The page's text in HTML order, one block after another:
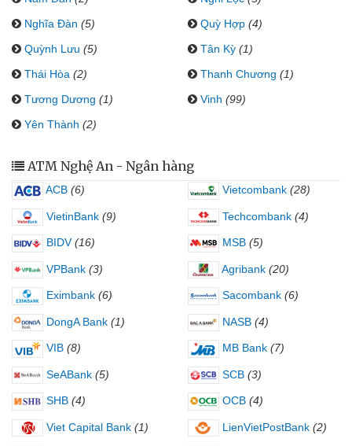
Nghĩa Đàn (5) Quỳ Hợp (4)
Quỳnh Lưu (5) Tân Kỳ (1)
Thái Hòa (2) Thanh Chương (1)
Tương Dương (1) Vinh (99)
Yên Thành (2)
ATM Nghệ An - Ngân hàng
ACB (6) Vietcombank (28)
VietinBank (9) Techcombank (4)
BIDV (16) MSB (5)
VPBank (3) Agribank (20)
Eximbank (6) Sacombank (6)
DongA Bank (1) NASB (4)
VIB (8) MB Bank (7)
SeABank (5) SCB (3)
SHB (4) OCB (4)
Viet Capital Bank (1) LienVietPostBank (2)